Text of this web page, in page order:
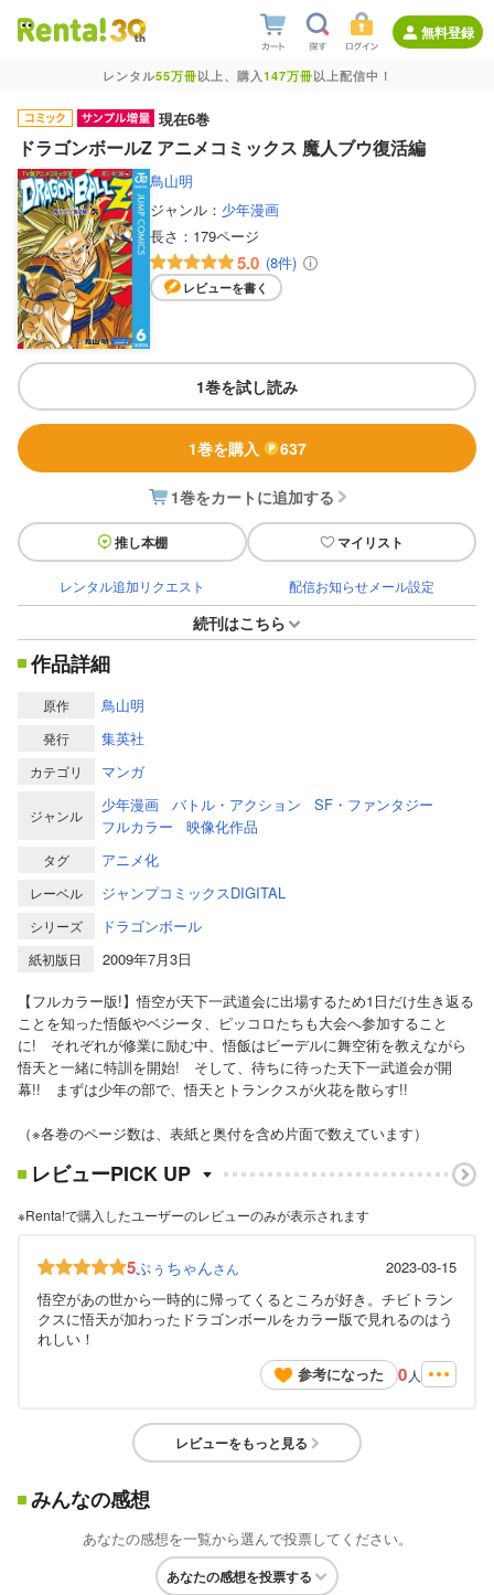
無料登録
レンタル55万冊以上、購入147万冊以上配信中！
現在6巻
ドラゴンボールZ アニメコミックス 魔人ブウ復活編
鳥山明
ジャンル： 少年漫画
長さ： 179ページ
5.0 (8件)
レビューを書く
1巻を試し読み
1巻を購入 637
1巻をカートに追加する
推し本棚 マイリスト
レンタル追加リクエスト 配信お知らせメール設定
続刊はこちら
作品詳細
原作 鳥山明
発行 集英社
カテゴリ マンガ
ジャンル
少年漫画 バトル・アクション
SF・ファンタジー
フルカラー
映像化作品
タグ アニメ化
レーベル ジャンプコミックスDIGITAL
シリーズ ドラゴンボール
紙初版日
2009年7月3日
【フルカラー版!】悟空が天下一武道会に出場するため1日だけ生き返る
ことを知った悟飯やベジータ、ピッコロたちも大会へ参加すること
に! それぞれが修業に励む中、悟飯はビーデルに舞空術を教えながら
悟天と一緒に特訓を開始! そして、待ちに待った天下一武道会が開
幕!! まずは少年の部で、悟天とトランクスが火花を散らす!!
（※各巻のページ数は、表紙と奥付を含め片面で数えています）
レビューPICK UP
※Renta!で購入したユーザーのレビューのみが表示されます
5ぷぅちゃんさん
2023-03-15
悟空があの世から一時的に帰ってくるところが好き。チビトラン
クスに悟天が加わったドラゴンボールをカラー版で見れるのはう
れしい！
参考になった
0人
レビューをもっと見る
みんなの感想
あなたの感想を一覧から選んで投票してください。
あなたの感想を投票する